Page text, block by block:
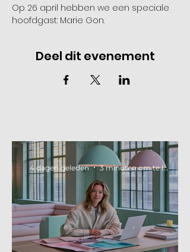
Op 26 april hebben we een speciale
hoofdgast: Marie Gon.
Deel dit evenement
4 dagen geleden 3 minuten om te lezen